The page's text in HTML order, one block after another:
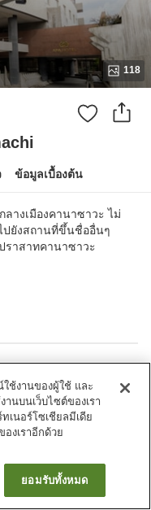
118
ข้อมูลเบื้องต้น
ลางเมืองคานาซาวะ ไม่
ปยังสถานที่ขึ้นชื่ออื่นๆ
ราสาทคานาซาวะ
วตี้ซาลอน
น่ายอัตโนมัติ
ช้งานของผู้ใช้ และ
นบนเว็บไซต์ของเรา
เนอร์โซเชียลมีเดีย
งเราอีกด้วย
ยอมรับทั้งหมด